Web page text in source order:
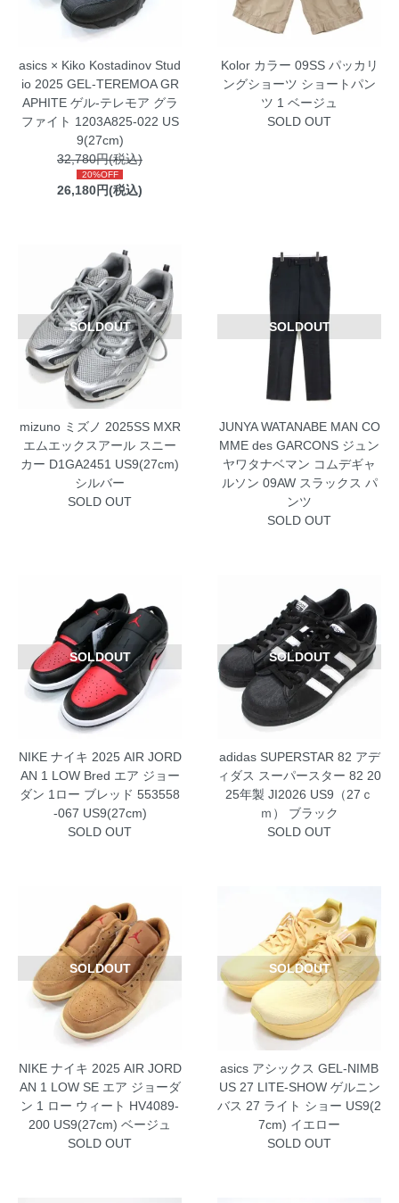
asics × Kiko Kostadinov Stud
io 2025 GEL-TEREMOA GR
APHITE ゲル-テレモア グラ
ファイト 1203A825-022 US
9(27cm)
32,780円(税込)
20%OFF
26,180円(税込)
Kolor カラー 09SS パッカリ
ングショーツ ショートパン
ツ 1 ベージュ
SOLD OUT
SOLDOUT
mizuno ミズノ 2025SS MXR
エムエックスアール スニー
カー D1GA2451 US9(27cm)
シルバー
SOLD OUT
SOLDOUT
JUNYA WATANABE MAN CO
MME des GARCONS ジュン
ヤワタナベマン コムデギャ
ルソン 09AW スラックス パ
ンツ
SOLD OUT
SOLDOUT
NIKE ナイキ 2025 AIR JORD
AN 1 LOW Bred エア ジョー
ダン 1ロー ブレッド 553558
-067 US9(27cm)
SOLD OUT
SOLDOUT
adidas SUPERSTAR 82 アデ
ィダス スーパースター 82 20
25年製 JI2026 US9（27ｃ
ｍ） ブラック
SOLD OUT
SOLDOUT
NIKE ナイキ 2025 AIR JORD
AN 1 LOW SE エア ジョーダ
ン 1 ロー ウィート HV4089-
200 US9(27cm) ベージュ
SOLD OUT
SOLDOUT
asics アシックス GEL-NIMB
US 27 LITE-SHOW ゲルニン
バス 27 ライト ショー US9(2
7cm) イエロー
SOLD OUT